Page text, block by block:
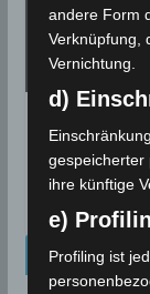
Partielle
vom 16.
andere Form
Verknüpfung,
Vernichtung.
d)
gespeicherter
ihre künftige
e)
Profiling ist